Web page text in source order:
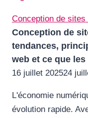
Conception de sites
Conception de
tendances,
web et ce que
16 juillet 202524
L'économie
évolution rapide.